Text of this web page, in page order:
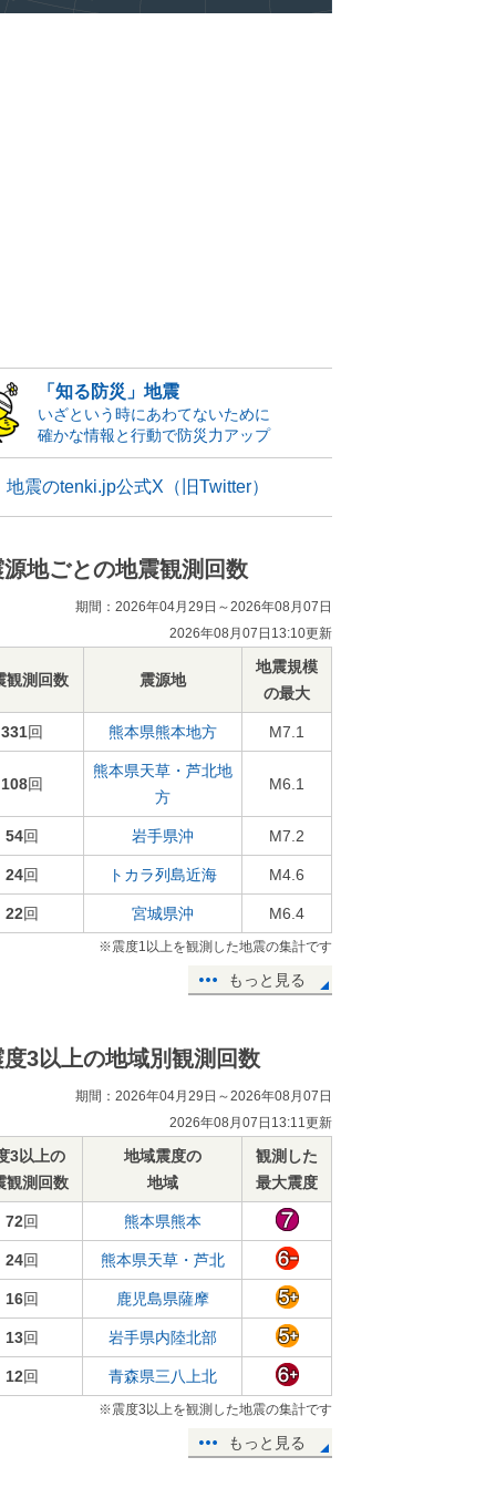
「知る防災」地震
いざという時にあわてないために
確かな情報と行動で防災力アップ
地震のtenki.jp公式X（旧Twitter）
源地ごとの地震観測回数
期間：2026年04月29日～2026年08月07日
2026年08月07日13:10更新
観測回数 震源地
地震規模
の最大
331回 熊本県熊本地方 M7.1
108回
熊本県天草・芦北地
方
M6.1
54回 岩手県沖 M7.2
24回 トカラ列島近海 M4.6
22回 宮城県沖 M6.4
※震度1以上を観測した地震の集計です
もっと見る
度3以上の地域別観測回数
期間：2026年04月29日～2026年08月07日
2026年08月07日13:11更新
3以上の
観測回数
地域震度の
地域
観測した
最大震度
72回 熊本県熊本
24回 熊本県天草・芦北
16回 鹿児島県薩摩
13回 岩手県内陸北部
12回 青森県三八上北
※震度3以上を観測した地震の集計です
もっと見る